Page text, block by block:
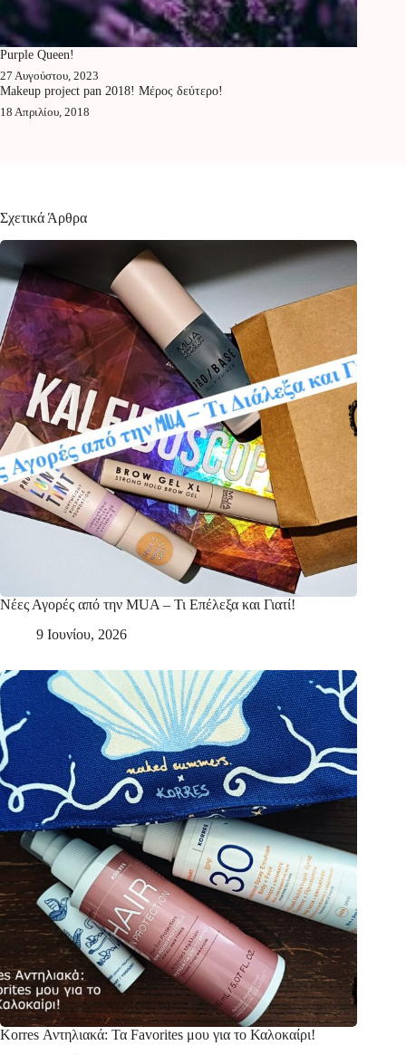
Purple Queen!
27 Αυγούστου, 2023
Makeup project pan 2018! Μέρος δεύτερο!
18 Απριλίου, 2018
Σχετικά Άρθρα
Νέες Αγορές από την MUA – Τι Επέλεξα και Γιατί!
9 Ιουνίου, 2026
Korres Αντηλιακά: Τα Favorites μου για το Καλοκαίρι!